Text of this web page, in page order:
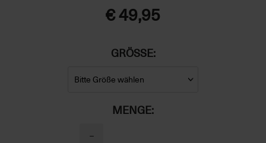
€ 49,95
GRÖSSE:
MENGE:
−